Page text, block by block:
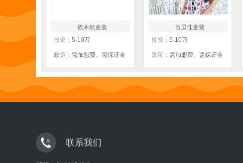
依木然童装
投资： 5-10万
政策： 需加盟费、需保证金
百贝佳童装
投资： 5-10万
政策： 需加盟费、需保证金
联系我们